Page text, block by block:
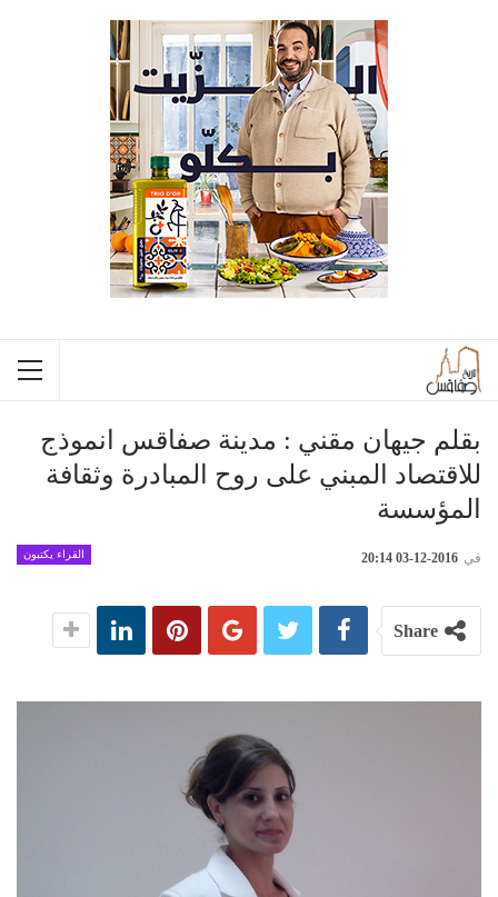
بقلم جيهان مقني : مدينة صفاقس انموذج
للاقتصاد المبني على روح المبادرة وثقافة
المؤسسة
القراء يكتبون في 2016-12-03 20:14
Share